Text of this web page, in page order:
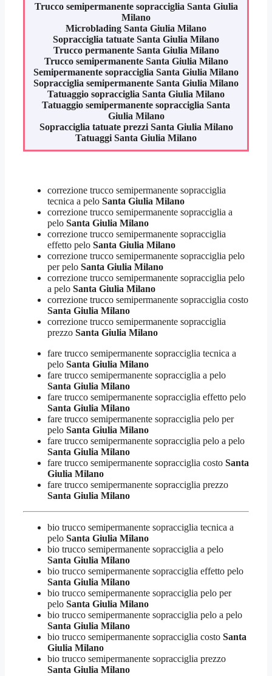
Trucco semipermanente sopracciglia Santa Giulia
Milano
Microblading Santa Giulia Milano
Sopracciglia tatuate Santa Giulia Milano
Trucco permanenteSanta Giulia Milano
Trucco semipermanenteSanta Giulia Milano
Semipermanente sopracciglia Santa Giulia Milano
Sopracciglia semipermanente Santa Giulia Milano
Tatuaggio sopracciglia Santa Giulia Milano
Tatuaggio semipermanente sopracciglia Santa
Giulia Milano
Sopracciglia tatuate prezziSanta Giulia Milano
Tatuaggi Santa Giulia Milano
correzione trucco semipermanente sopracciglia
tecnica a pelo Santa Giulia Milano
correzione trucco semipermanente sopracciglia a
pelo Santa Giulia Milano
correzione trucco semipermanente sopracciglia
effetto pelo Santa Giulia Milano
correzione trucco semipermanente sopracciglia pelo
per pelo Santa Giulia Milano
correzione trucco semipermanente sopracciglia pelo
a pelo Santa Giulia Milano
correzione trucco semipermanente sopracciglia costo
Santa Giulia Milano
correzione trucco semipermanente sopracciglia
prezzo Santa Giulia Milano
fare trucco semipermanente sopracciglia tecnica a
pelo Santa Giulia Milano
fare trucco semipermanente sopracciglia a pelo
Santa Giulia Milano
fare trucco semipermanente sopracciglia effetto pelo
Santa Giulia Milano
fare trucco semipermanente sopracciglia pelo per
pelo Santa Giulia Milano
fare trucco semipermanente sopracciglia pelo a pelo
Santa Giulia Milano
fare trucco semipermanente sopracciglia costo Santa
Giulia Milano
fare trucco semipermanente sopracciglia prezzo
Santa Giulia Milano
bio trucco semipermanente sopracciglia tecnica a
pelo Santa Giulia Milano
bio trucco semipermanente sopracciglia a pelo
Santa Giulia Milano
bio trucco semipermanente sopracciglia effetto pelo
Santa Giulia Milano
bio trucco semipermanente sopracciglia pelo per
pelo Santa Giulia Milano
bio trucco semipermanente sopracciglia pelo a pelo
Santa Giulia Milano
bio trucco semipermanente sopracciglia costo Santa
Giulia Milano
bio trucco semipermanente sopracciglia prezzo
Santa Giulia Milano